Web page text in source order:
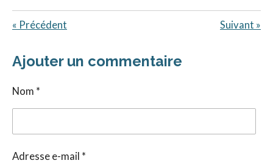
« Précédent Suivant »
Ajouter un commentaire
Nom *
Adresse e-mail *